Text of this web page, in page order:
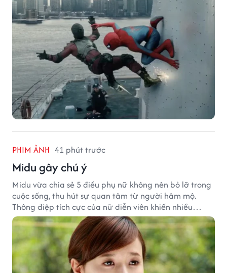
Odyssey trên đường đua doanh thu.
PHIM ẢNH 41 phút trước
Midu gây chú ý
Midu vừa chia sẻ 5 điều phụ nữ không nên bỏ lỡ trong
cuộc sống, thu hút sự quan tâm từ người hâm mộ.
Thông điệp tích cực của nữ diễn viên khiến nhiều
người đồng cảm khi nhìn lại hành trình sự nghiệp và
hạnh phúc hiện tại của cô.